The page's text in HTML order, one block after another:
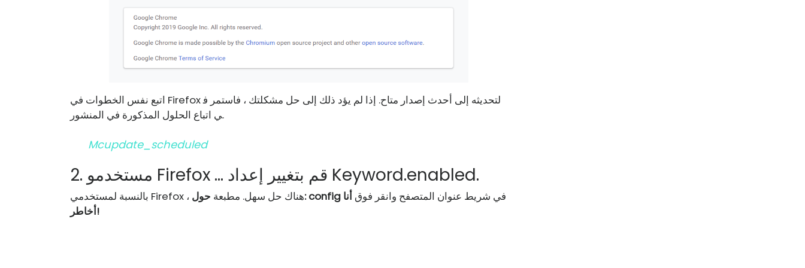
اتبع نفس الخطوات في Firefox لتحديثه إلى أحدث إصدار متاح. إذا لم يؤد ذلك إلى حل مشكلتك ، فاستمر ف
ي اتباع الحلول المذكورة في المنشور.
Mcupdate_scheduled
2. مستخدمو Firefox ... قم بتغيير إعداد Keyword.enabled.
بالنسبة لمستخدمي Firefox ، هناك حل سهل. مطبعةحول: config في شريط عنوان المتصفح وانقر فوق أنا
أخاطر!